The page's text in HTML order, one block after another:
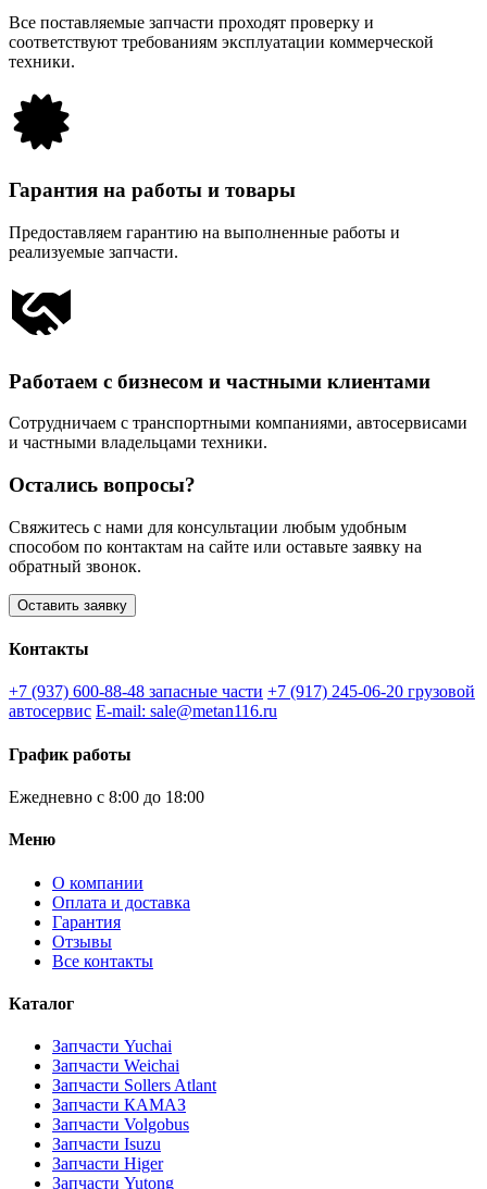
Все поставляемые запчасти проходят проверку и
соответствуют требованиям эксплуатации коммерческой
техники.
Гарантия на работы и товары
Предоставляем гарантию на выполненные работы и
реализуемые запчасти.
Работаем с бизнесом и частными клиентами
Сотрудничаем с транспортными компаниями, автосервисами
и частными владельцами техники.
Остались вопросы?
Свяжитесь с нами для консультации любым удобным
способом по контактам на сайте или оставьте заявку на
обратный звонок.
Оставить заявку
Контакты
+7 (937) 600-88-48 запасные части +7 (917) 245-06-20 грузовой
автосервис E-mail: sale@metan116.ru
График работы
Ежедневно с 8:00 до 18:00
Меню
О компании
Оплата и доставка
Гарантия
Отзывы
Все контакты
Каталог
Запчасти Yuchai
Запчасти Weichai
Запчасти Sollers Atlant
Запчасти КАМАЗ
Запчасти Volgobus
Запчасти Isuzu
Запчасти Higer
Запчасти Yutong